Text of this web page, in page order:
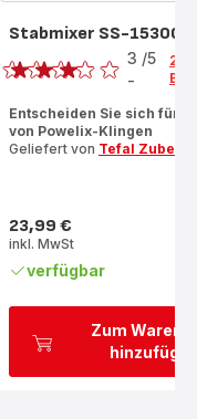
Zum
Stabmixer SS-
Bewertung
mit
3
Sternen
3 /5
-
2
Entscheiden Sie sich für
von Powelix-Klingen
Geliefert von Tefal
Preis
23,99 €
inkl. MwSt
verfügbar